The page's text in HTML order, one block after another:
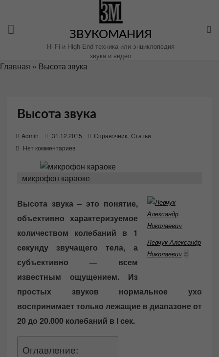
содержимому
ЗВУКОМАНИЯ
Hi-Fi и High-End техника или энциклопедия
звука и видео
Главная » Высота звука
Высота звука
Admin
o
t
e
n
31.12.2015 Справочник Статьи
Нет комментариев
микрофон караоке
Левчук Александр
Николаевич ©
Высота звука – это понятие,
объективно характеризуемое
количеством колебаний в 1
секунду звучащего тела, а
субъективно — всем
известным ощущением. Из
простых звуков нормальное ухо
воспринимает только лежащие в диапазоне от
20 до 20.000 колебаний в I сек.
Оглавление: